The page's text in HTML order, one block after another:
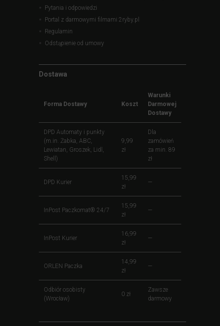
Pytania i odpowiedzi
Portal z darmowymi filmami 2ryby.pl
Regulamin
Odstąpienie od umowy
Dostawa
Forma Dostawy Koszt
Warunki
Darmowej
Dostawy
DPD Automaty i punkty
(m.in. Żabka, ABC,
Lewiatan, Groszek, Lidl,
Shell)
9,99
zł
Dla
zamówień
za min. 89
zł
DPD Kurier
15,99
zł
—
InPost Paczkomat® 24/7
15,99
zł
—
InPost Kurier
16,99
zł
—
ORLEN Paczka
14,99
zł
—
Odbiór osobisty
(Wrocław)
0 zł
Zawsze
darmowy